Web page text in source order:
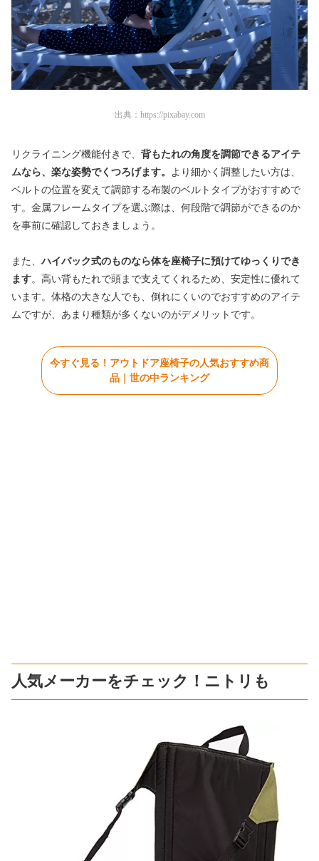
出典： https://pixabay.com
リクライニング機能付きで、 背もたれの角度を調節できるアイテ
ムなら、楽な姿勢でくつろげます。 より細かく調整したい方は、
ベルトの位置を変えて調節する布製のベルトタイプがおすすめで
す。金属フレームタイプを選ぶ際は、何段階で調節ができるのか
を事前に確認しておきましょう。
また、ハイバック式のものなら体を座椅子に預けてゆっくりでき
ます。高い背もたれで頭まで支えてくれるため、安定性に優れて
います。体格の大きな人でも、倒れにくいのでおすすめのアイテ
ムですが、あまり種類が多くないのがデメリットです。
今すぐ見る！アウトドア座椅子の人気おすすめ商
品｜世の中ランキング
人気メーカーをチェック！ニトリも